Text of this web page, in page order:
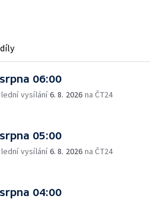
06:00
vysílání6. 8. 2026 na ČT24
05:00
vysílání6. 8. 2026 na ČT24
04:00